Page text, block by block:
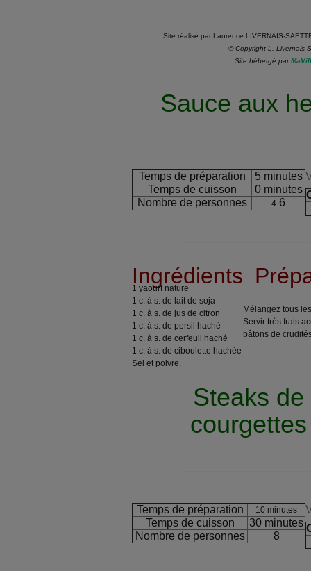
Site réalisé par Laurence LIVERNAIS-
© Copyright L. Livernais-
Site hébergé par
Sauce aux
Temps de préparation
5 minutes
Temps de cuisson
0 minutes
Nombre de personnes
4-6
Ingrédients
1 yaourt nature
1 c. à s. de lait de soja
1 c. à s. de jus de citron
1 c. à s. de persil haché
1 c. à s. de cerfeuil haché
1 c. à s. de ciboulette hachée
Sel et poivre.
Mélangez tous
Servir très frais
bâtons de
Steaks de
courgettes
Temps de préparation 10 minutes
Temps de cuisson
30 minutes
Nombre de personnes
8